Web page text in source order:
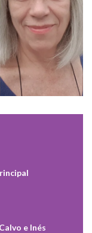
e Inés